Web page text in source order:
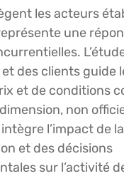
les acteurs
une
des clients guide
et de conditions
non
l’impact de la
et des décisions
sur l’activité